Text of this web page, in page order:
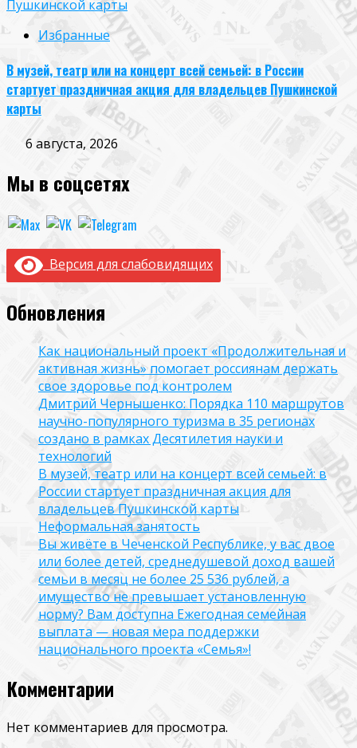
Пушкинской карты
Избранные
В музей, театр или на концерт всей семьей: в России
стартует праздничная акция для владельцев Пушкинской
карты
6 августа, 2026
Мы в соцсетях
Версия для слабовидящих
Обновления
Как национальный проект «Продолжительная и
активная жизнь» помогает россиянам держать
свое здоровье под контролем
Дмитрий Чернышенко: Порядка 110 маршрутов
научно-популярного туризма в 35 регионах
создано в рамках Десятилетия науки и
технологий
В музей, театр или на концерт всей семьей: в
России стартует праздничная акция для
владельцев Пушкинской карты
Неформальная занятость
Вы живёте в Чеченской Республике, у вас двое
или более детей, среднедушевой доход вашей
семьи в месяц не более 25 536 рублей, а
имущество не превышает установленную
норму? Вам доступна Ежегодная семейная
выплата — новая мера поддержки
национального проекта «Семья»!
Комментарии
Нет комментариев для просмотра.